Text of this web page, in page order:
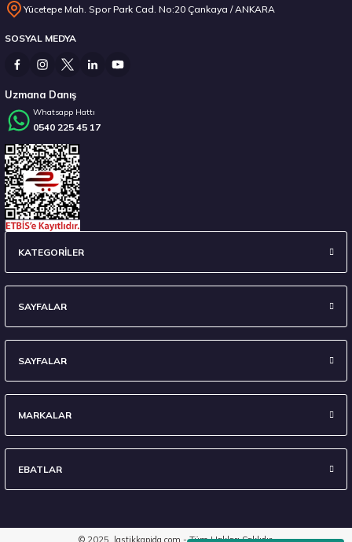
Yücetepe Mah. Spor Park Cad. No:20 Çankaya / ANKARA
SOSYAL MEDYA
Uzmana Danış
Whatsapp Hattı
0540 225 45 17
KATEGORİLER
SAYFALAR
SAYFALAR
MARKALAR
EBATLAR
© 2025, lastikkapida.com - Tüm Hakları Saklıdır.